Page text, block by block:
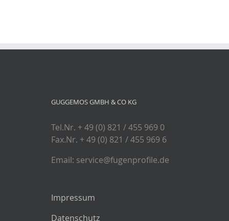
GUGGEMOS GMBH & CO KG
Tel.Nr. + 49 (0) 821 / 455 969 0
Fax.Nr. + 49 (0) 821 / 455 969 6
Email: service@fugenprofile.de
Impressum
Datenschutz